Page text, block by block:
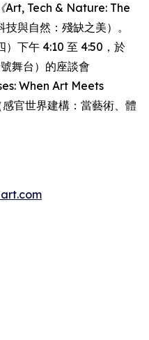
《Art, Tech & Nature: The
技與自然：殘缺之美）。
）下午 4:10 至 4:50，於
舞台）的座談會
When Art Meets
感官世界建構：當藝術、體